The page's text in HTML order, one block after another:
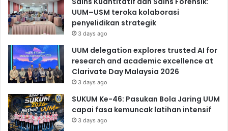
UUM–USM teroka kolaborasi
penyelidikan strategik
3 days ago
UUM delegation explores trusted AI for
research and academic excellence at
Clarivate Day Malaysia 2026
3 days ago
SUKUM Ke-46: Pasukan Bola Jaring UUM
capai fasa kemuncak latihan intensif
3 days ago